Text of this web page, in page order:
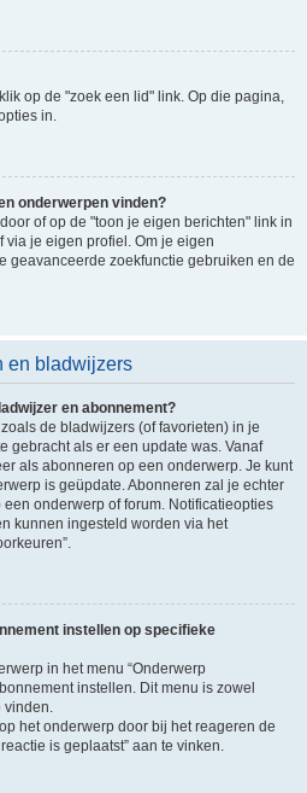
op de "zoek een lid" link. Op die pagina,
in.
onderwerpen vinden?
of op de "toon je eigen berichten" link in
via je eigen profiel. Om je eigen
geavanceerde zoekfunctie gebruiken en de
en bladwijzers
en abonnement?
de bladwijzers (of favorieten) in je
gebracht als er een update was. Vanaf
als abonneren op een onderwerp. Je kunt
is geüpdate. Abonneren zal je echter
onderwerp of forum. Notificatieopties
kunnen ingesteld worden via het
instellen op specifieke
in het menu “Onderwerp
instellen. Dit menu is zowel
vinden.
het onderwerp door bij het reageren de
is geplaatst” aan te vinken.